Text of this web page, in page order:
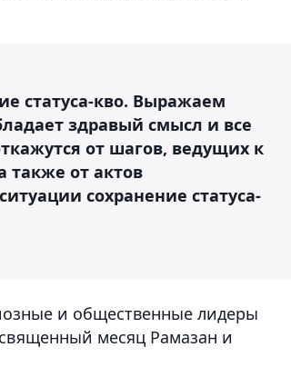
статуса-кво. Выражаем
здравый смысл и все
от шагов, ведущих к
от актов
сохранение статуса-
и общественные лидеры
месяц Рамазан и